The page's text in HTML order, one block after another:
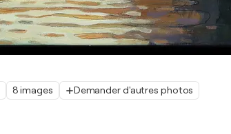
8 images Demander d'autres photos